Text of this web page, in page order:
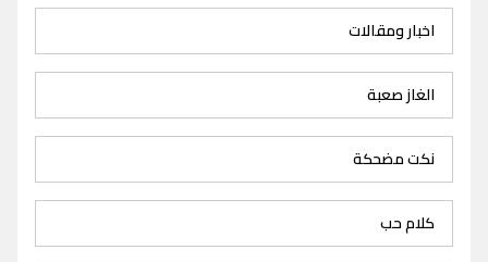
اخبار ومقالات
الغاز صعبة
نكت مضحكة
كلام حب